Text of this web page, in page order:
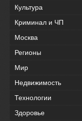
Культура
Криминал и ЧП
Москва
Регионы
Мир
Недвижимость
Технологии
Здоровье